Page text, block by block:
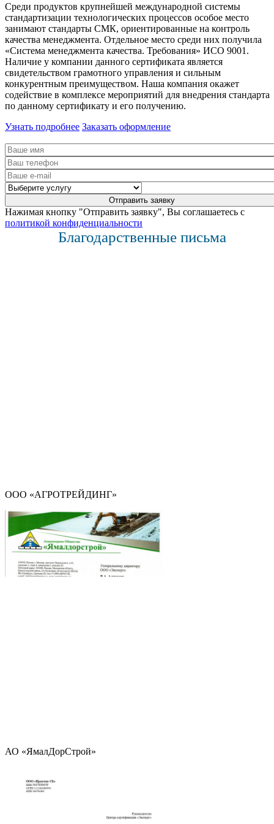
Среди продуктов крупнейшей международной системы
стандартизации технологических процессов особое место
занимают стандарты СМК, ориентированные на контроль
качества менеджмента. Отдельное место среди них получила
«Система менеджмента качества. Требования» ИСО 9001.
Наличие у компании данного сертификата является
свидетельством грамотного управления и сильным
конкурентным преимуществом. Наша компания окажет
содействие в комплексе мероприятий для внедрения стандарта
по данному сертификату и его получению.
Узнать подробнее Заказать оформление
Нажимая кнопку "Отправить заявку", Вы соглашаетесь с
политикой конфиденциальности
Благодарственные письма
ООО «АГРОТРЕЙДИНГ»
АО «ЯмалДорСтрой»